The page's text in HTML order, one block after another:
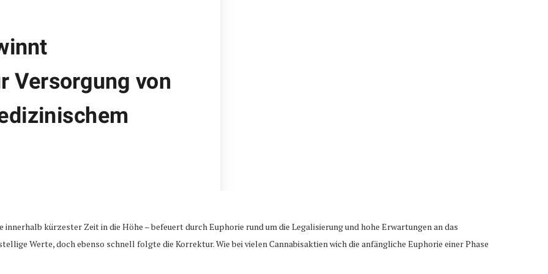
kürzester Zeit in die Höhe – befeuert durch Euphorie rund um die Legalisierung und hohe Erwartungen an das
Werte, doch ebenso schnell folgte die Korrektur. Wie bei vielen Cannabisaktien wich die anfängliche Euphorie einer Phase